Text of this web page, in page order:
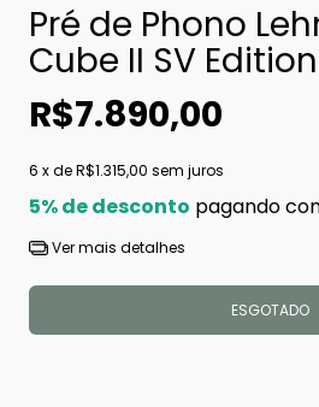
Pré de Phono
Cube II SV Edition
R$7.890,00
6 x deR$1.315,00 sem juros
5% de desconto pagando
Ver mais detalhes